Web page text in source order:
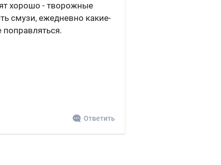
хорошо - творожные
смузи, ежедневно какие-
Ответить